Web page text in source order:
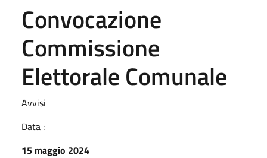
Convocazione
Commissione
Elettorale Comunale
Avvisi
Data :
15 maggio 2024